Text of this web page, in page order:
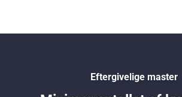
Eftergivelige master